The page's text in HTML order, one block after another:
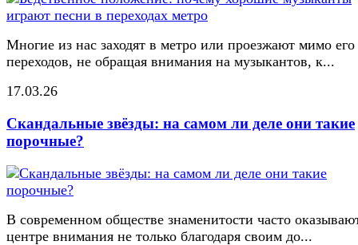
Многие из нас заходят в метро или проезжают мимо его
переходов, не обращая внимания на музыкантов, к...
17.03.26
Скандальные звёзды: на самом ли деле они такие
порочные?
В современном обществе знаменитости часто
центре внимания не только благодаря своим до...